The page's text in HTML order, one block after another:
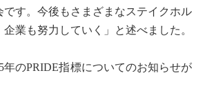
です。今後もさまざまなステイクホル
業も努力していく」と述べました。
のPRIDE指標についてのお知らせが